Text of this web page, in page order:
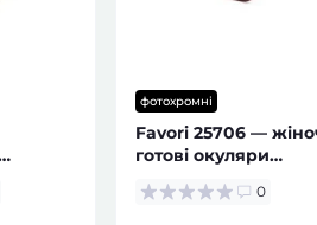
фотохромні
Favori 25706 —
готові окуляри
0